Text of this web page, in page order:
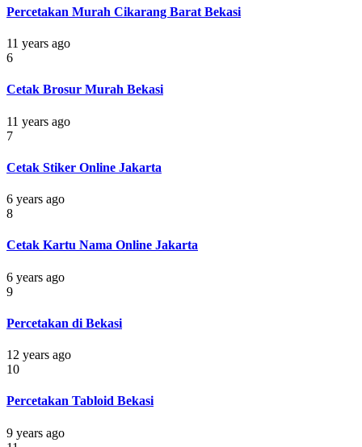
Percetakan Murah Cikarang Barat Bekasi
11 years ago
6
Cetak Brosur Murah Bekasi
11 years ago
7
Cetak Stiker Online Jakarta
6 years ago
8
Cetak Kartu Nama Online Jakarta
6 years ago
9
Percetakan di Bekasi
12 years ago
10
Percetakan Tabloid Bekasi
9 years ago